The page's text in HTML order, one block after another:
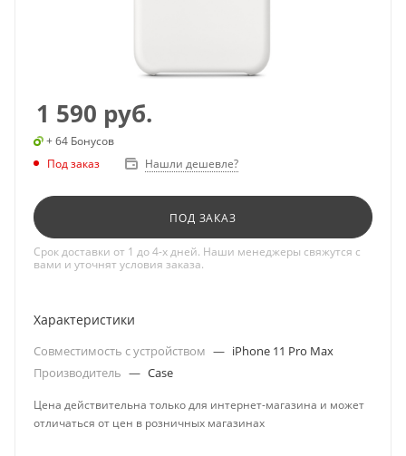
1 590 руб.
+ 64 Бонусов
Под заказ
Нашли дешевле?
ПОД ЗАКАЗ
Срок доставки от 1 до 4-х дней. Наши менеджеры свяжутся с
вами и уточнят условия заказа.
Характеристики
Совместимость с устройством — iPhone 11 Pro Max
Производитель — Case
Цена действительна только для интернет-магазина и может
отличаться от цен в розничных магазинах